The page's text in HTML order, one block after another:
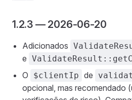
1.2.3 — 2026-06-20
Adicionados
e
O
$clientIp de
opcional, mas recomendado